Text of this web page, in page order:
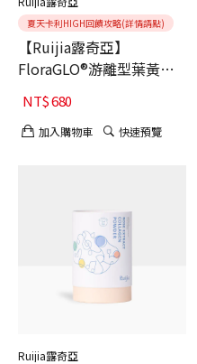
夏天卡利HIGH回饋攻略(詳情請點)
【Ruijia露奇亞】
FloraGLO®游離型葉黃素
(30日份)
NT$680
加入購物車 快速預覽
Ruijia露奇亞